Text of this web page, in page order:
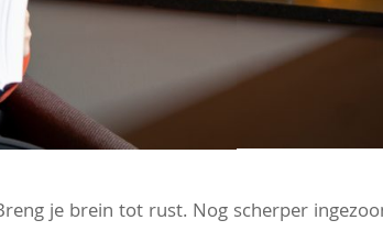
je brein tot rust. Nog scherper